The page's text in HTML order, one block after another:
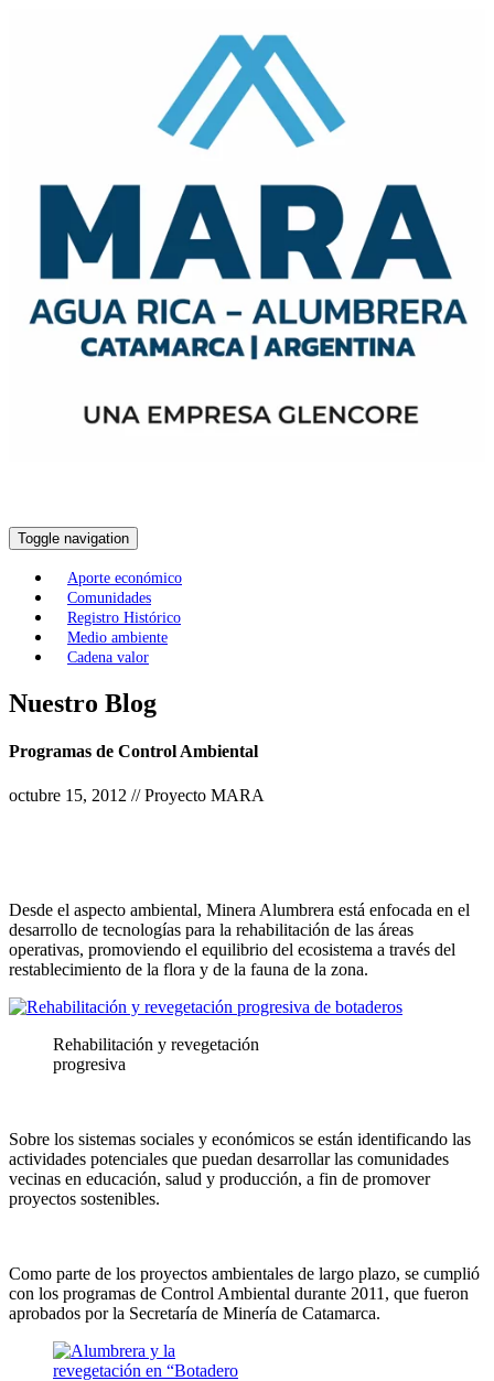
Toggle navigation
Aporte económico
Comunidades
Registro Histórico
Medio ambiente
Cadena valor
Nuestro Blog
Programas de Control Ambiental
octubre 15, 2012 // Proyecto MARA
Desde el aspecto ambiental, Minera Alumbrera está enfocada en el
desarrollo de tecnologías para la rehabilitación de las áreas
operativas, promoviendo el equilibrio del ecosistema a través del
restablecimiento de la flora y de la fauna de la zona.
Rehabilitación y revegetación
progresiva
Sobre los sistemas sociales y económicos se están identificando las
actividades potenciales que puedan desarrollar las comunidades
vecinas en educación, salud y producción, a fin de promover
proyectos sostenibles.
Como parte de los proyectos ambientales de largo plazo, se cumplió
con los programas de Control Ambiental durante 2011, que fueron
aprobados por la Secretaría de Minería de Catamarca.